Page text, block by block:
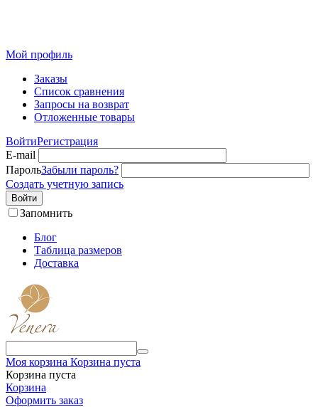
Мой профиль
Заказы
Список сравнения
Запросы на возврат
Отложенные товары
ВойтиРегистрация
E-mail
ПарольЗабыли пароль?
Создать учетную запись
Войти
Запомнить
Блог
Таблица размеров
Доставка
Моя корзина Корзина пуста
Корзина пуста
Корзина
Оформить заказ